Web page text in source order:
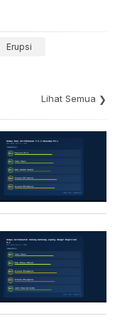
Erupsi
Lihat Semua